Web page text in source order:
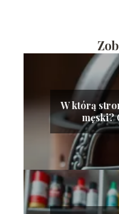
W którą
męski?